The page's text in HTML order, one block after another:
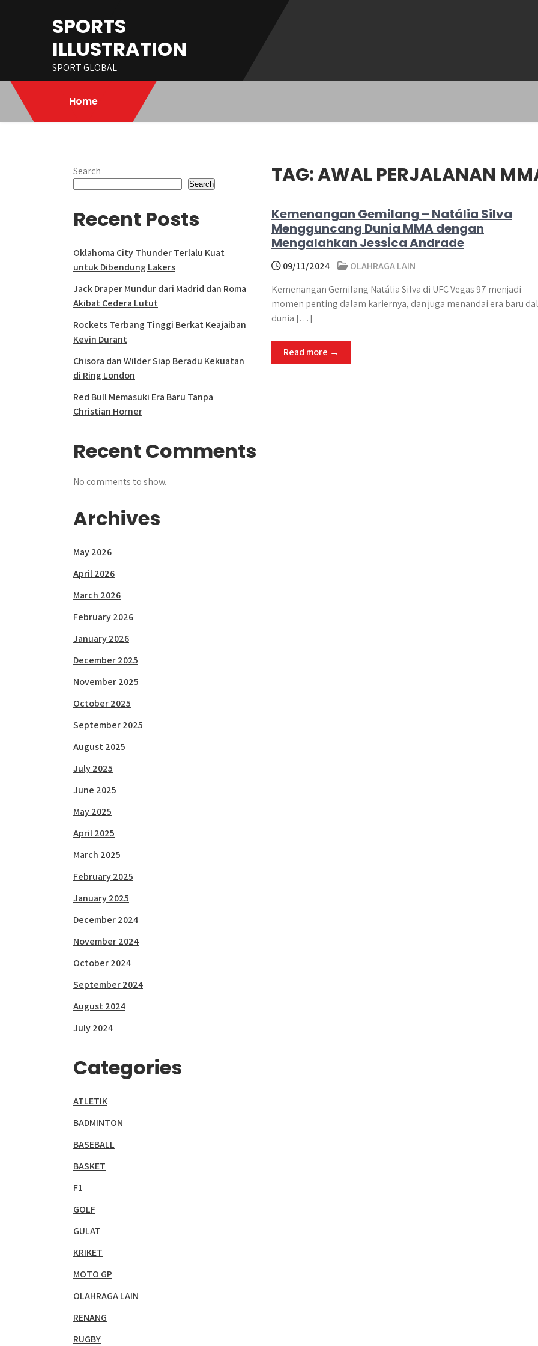
SPORTS
ILLUSTRATION
SPORT GLOBAL
Home
TAG:AWAL PERJALANAN
Kemenangan Gemilang – Natália Silva
Mengguncang Dunia MMA dengan
Mengalahkan Jessica Andrade
09/11/2024
OLAHRAGA LAIN
Kemenangan Gemilang Natália Silva di UFC Vegas 97 menjadi
momen penting dalam kariernya, dan juga menandai era baru
dunia […]
Read more →
Search
Search
Recent Posts
Oklahoma City Thunder Terlalu Kuat
untuk Dibendung Lakers
Jack Draper Mundur dari Madrid dan Roma
Akibat Cedera Lutut
Rockets Terbang Tinggi Berkat Keajaiban
Kevin Durant
Chisora dan Wilder Siap Beradu Kekuatan
di Ring London
Red Bull Memasuki Era Baru Tanpa
Christian Horner
Recent Comments
No comments to show.
Archives
May 2026
April 2026
March 2026
February 2026
January 2026
December 2025
November 2025
October 2025
September 2025
August 2025
July 2025
June 2025
May 2025
April 2025
March 2025
February 2025
January 2025
December 2024
November 2024
October 2024
September 2024
August 2024
July 2024
Categories
ATLETIK
BADMINTON
BASEBALL
BASKET
F1
GOLF
GULAT
KRIKET
MOTO GP
OLAHRAGA LAIN
RENANG
RUGBY